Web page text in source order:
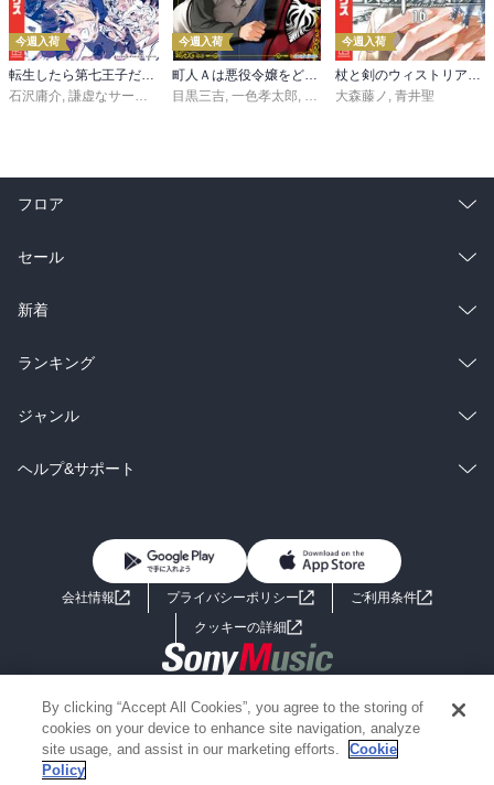
今週入荷
石沢庸介 謙虚なサークル メル。
今週入荷
目黒三吉 一色孝太郎 Parum
今週入荷
大森藤ノ 青井聖
フロア
総合
ラノベ
雑誌・グラビア
BL・TL
セール
総合
ラノベ
雑誌・グラビア
BL・TL
新着
総合
ラノベ
雑誌・グラビア
ランキング
総合
ラノベ
ジャンル
コミック
ライトノベル 男子向けラノベ
小説
海外小説
ミステリー SF
歴史・時代小説
ヘルプ&サポート
よくあるご質問 お問い合わせ
会社情報 プライバシーポリシー
ご利用条件
クッキーの詳細
Copyright 2017 - 2026 Sony Music Entertainment(Japan) Inc.
Information on the site is for the Japan domestic market only
powered by
By clicking “Accept All Cookies”, you agree to the storing of
cookies on your device to enhance site navigation, analyze
site usage, and assist in our marketing efforts.
Cookie
Policy